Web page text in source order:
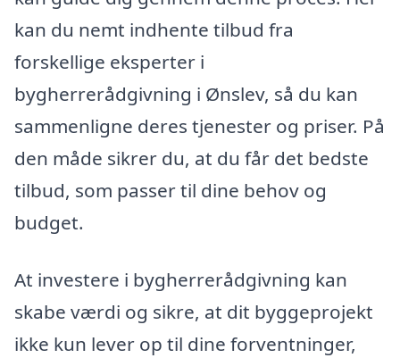
kan du nemt indhente tilbud fra
forskellige eksperter i
bygherrerådgivning i Ønslev, så du kan
sammenligne deres tjenester og priser. På
den måde sikrer du, at du får det bedste
tilbud, som passer til dine behov og
budget.
At investere i bygherrerådgivning kan
skabe værdi og sikre, at dit byggeprojekt
ikke kun lever op til dine forventninger,